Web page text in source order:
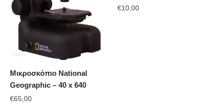
Μικροσκόπιο National
Geographic – 40 x 640
€65,00
€10,00